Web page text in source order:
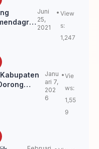
Juni
25,
2021
View
s:
1,247
Janu
ari 7,
202
6
Vie
ws:
1,55
9